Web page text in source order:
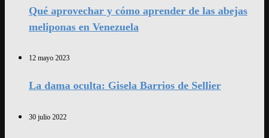
Qué aprovechar y cómo aprender de las abejas
meliponas en Venezuela
12 mayo 2023
La dama oculta: Gisela Barrios de Sellier
30 julio 2022